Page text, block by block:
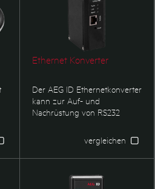
Ethernet Konverter
Der AEG ID Ethernetkonverter
kann zur Auf- und
Nachrüstung von RS232
werden. Egal ob neue oder
bestehende Lesegeräte in ein
Ethernetnetzwerk integriert
vergleichen